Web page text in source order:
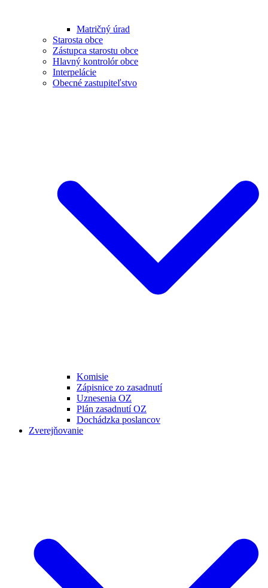
Matričný úrad
Starosta obce
Zástupca starostu obce
Hlavný kontrolór obce
Interpelácie
Obecné zastupiteľstvo
Komisie
Zápisnice zo zasadnutí
Uznesenia OZ
Plán zasadnutí OZ
Dochádzka poslancov
Zverejňovanie